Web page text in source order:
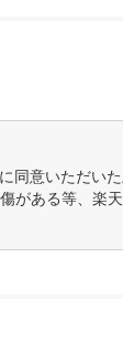
に同意いただい
がある等、楽